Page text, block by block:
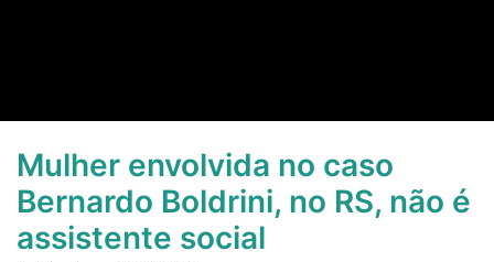
Mulher envolvida no caso
Bernardo Boldrini, no RS, não é
assistente social